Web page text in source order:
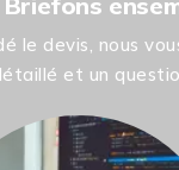
le devis, nous
et un